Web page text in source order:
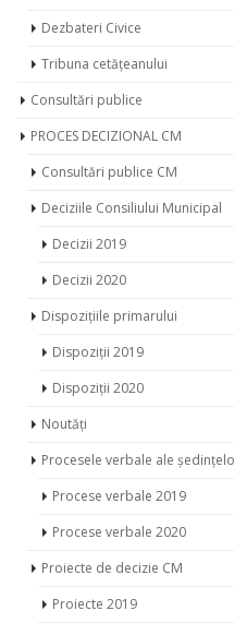
Dezbateri Civice
Tribuna cetățeanului
Consultări publice
PROCES DECIZIONAL CM
Consultări publice CM
Deciziile Consiliului Municipal
Decizii 2019
Decizii 2020
Dispozițiile primarului
Dispoziții 2019
Dispoziții 2020
Noutăți
Procesele verbale ale
Procese verbale 2019
Procese verbale 2020
Proiecte de decizie CM
Proiecte 2019